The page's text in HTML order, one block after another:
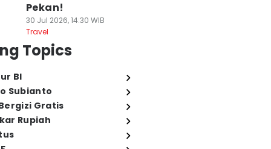
Pekan!
30 Jul 2026, 14:30 WIB
Travel
Topics
BI
Subianto
Gratis
Rupiah